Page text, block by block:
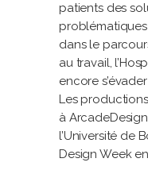
patients des
dans le
au travail,
encore
Les
à
l’Université de
Design Week